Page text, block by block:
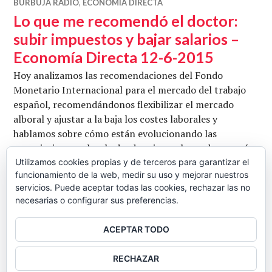
BURBUJA RADIO, ECONOMÍA DIRECTA
Lo que me recomendó el doctor:
subir impuestos y bajar salarios –
Economía Directa 12-6-2015
Hoy analizamos las recomendaciones del Fondo
Monetario Internacional para el mercado del trabajo
español, recomendándonos flexibilizar el mercado
alboral y ajustar a la baja los costes laborales y
hablamos sobre cómo están evolucionando las
negociaciones sobre la deuda griega y los cada vez más
insitentes rumores sobre una salida de Grecia del euro.
Con Jordi Llanos, Antonio Espín y Luís Riestra.
Conduce Juan Carlos Barba. …Seguir leyendoLo que me
BARRA
LATERAL
Utilizamos cookies propias y de terceros para garantizar el
funcionamiento de la web, medir su uso y mejorar nuestros
servicios. Puede aceptar todas las cookies, rechazar las no
necesarias o configurar sus preferencias.
ACEPTAR TODO
RECHAZAR